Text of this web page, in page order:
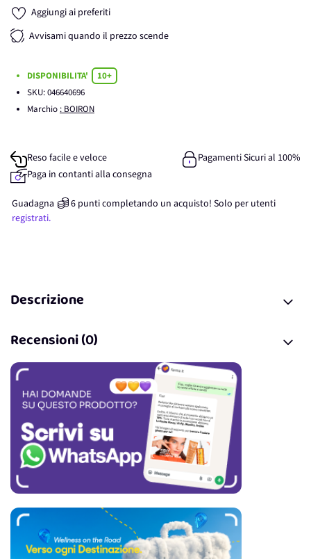
Aggiungi ai preferiti
Avvisami quando il prezzo scende
DISPONIBILITA'
10+
SKU:046640696
Marchio : BOIRON
Reso facile e veloce
Pagamenti Sicuri al 100%
Paga in contanti alla consegna
Guadagna 6 punticompletando un acquisto! Solo per utenti
registrati.
Descrizione
Recensioni (0)